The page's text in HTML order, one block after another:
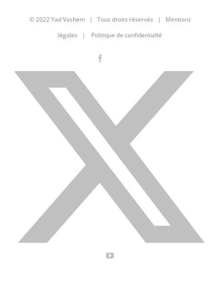
© 2022 Yad Vashem | Tous droits réservés | Mentions
légales | Politique de confidentialté
X
YouTube